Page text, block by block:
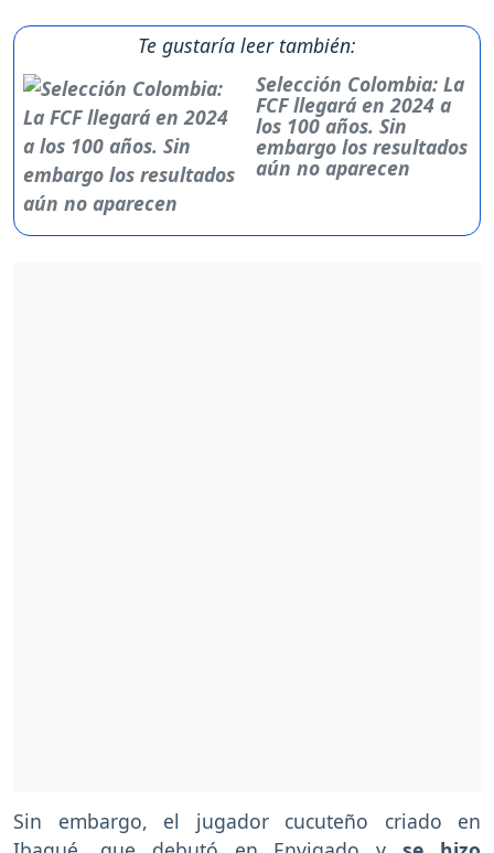
Te gustaría leer también:
Selección Colombia: La
FCF llegará en 2024 a
los 100 años. Sin
embargo los resultados
aún no aparecen
Sin embargo, el jugador cucuteño criado en